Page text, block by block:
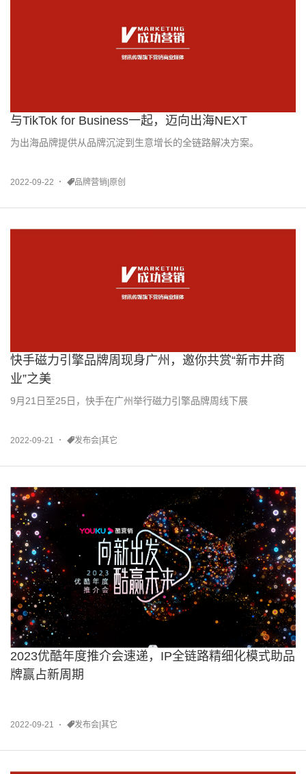
与TikTok for Business一起，迈向出海NEXT
为出海品牌提供从品牌沉淀到生意增长的全链路解决方案。
2022-09-22 品牌营销|原创
快手磁力引擎品牌周现身广州，邀你共赏“新市井商
业”之美
9月21日至25日，快手在广州举行磁力引擎品牌周线下展
2022-09-21 发布会|其它
2023优酷年度推介会速递，IP全链路精细化模式助品
牌赢占新周期
2022-09-21 发布会|其它